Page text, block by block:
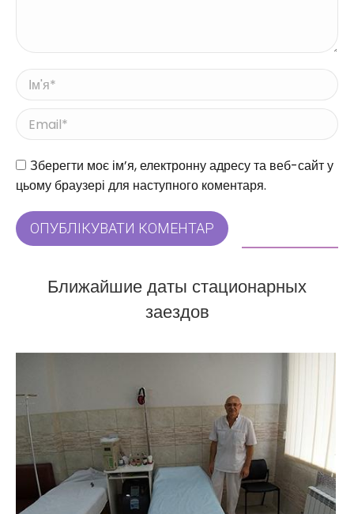
Ім'я *
Email *
Веб-сайт
Зберегти моє ім’я, електронну адресу та веб-сайт у
цьому браузері для наступного коментаря.
ОПУБЛІКУВАТИ КОМЕНТАР
Ближайшие даты стационарных
заездов